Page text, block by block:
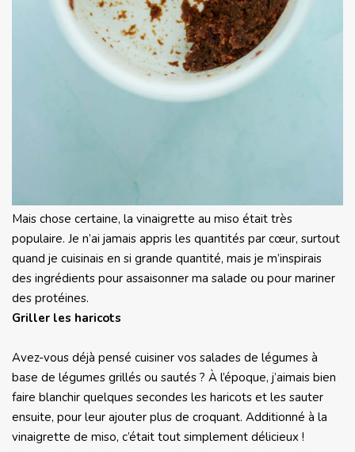
Mais chose certaine, la vinaigrette au miso était très
populaire. Je n’ai jamais appris les quantités par cœur, surtout
quand je cuisinais en si grande quantité, mais je m’inspirais
des ingrédients pour assaisonner ma salade ou pour mariner
des protéines.
Griller les haricots
Avez-vous déjà pensé cuisiner vos salades de légumes à
base de légumes grillés ou sautés ? À l’époque, j’aimais bien
faire blanchir quelques secondes les haricots et les sauter
ensuite, pour leur ajouter plus de croquant. Additionné à la
vinaigrette de miso, c’était tout simplement délicieux !